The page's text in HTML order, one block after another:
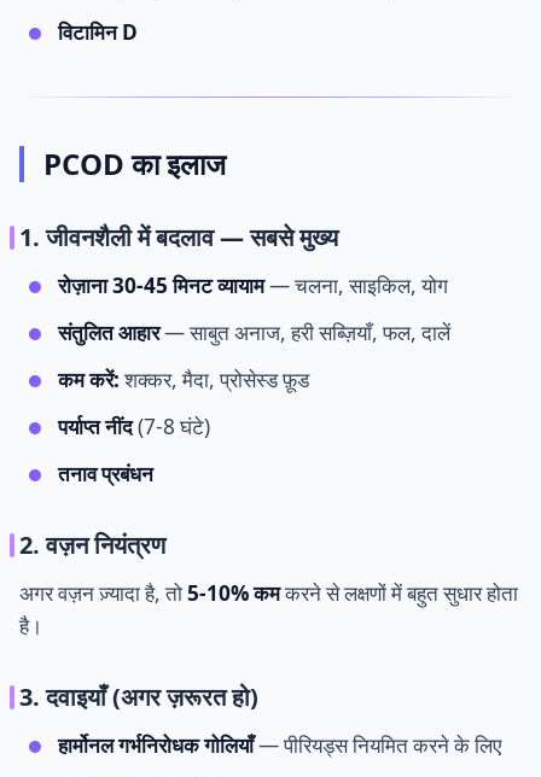
विटामिन D
PCOD का इलाज
1. जीवनशैली में बदलाव — सबसे मुख्य
रोज़ाना 30-45 मिनट व्यायाम— चलना, साइकिल, योग
संतुलित आहार— साबुत अनाज, हरी सब्ज़ियाँ, फल, दालें
कम करें:शक्कर, मैदा, प्रोसेस्ड फ़ूड
पर्याप्त नींद(7-8 घंटे)
तनाव प्रबंधन
2. वज़न नियंत्रण
अगर वज़न ज़्यादा है, तो5-10% कमकरने से लक्षणों में बहुत सुधार होता
है।
3. दवाइयाँ (अगर ज़रूरत हो)
हार्मोनल गर्भनिरोधक गोलियाँ— पीरियड्स नियमित करने के लिए